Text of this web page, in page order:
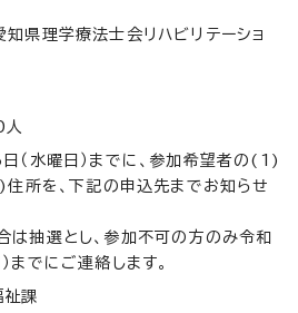
知県理学療法士会リハビリテーショ
人
（水曜日）までに、参加希望者の(1)
所を、下記の申込先までお知らせ
は抽選とし、参加不可の方のみ令和
でにご連絡します。
祉課